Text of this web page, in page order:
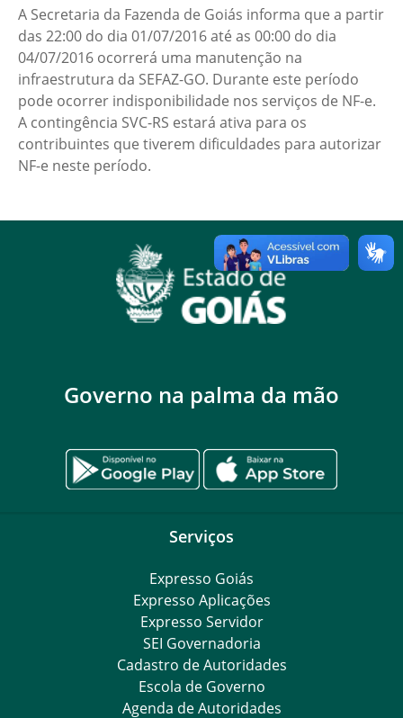
A Secretaria da Fazenda de Goiás informa que a partir
das 22:00 do dia 01/07/2016 até as 00:00 do dia
04/07/2016 ocorrerá uma manutenção na
infraestrutura da SEFAZ-GO. Durante este período
pode ocorrer indisponibilidade nos serviços de NF-e.
A contingência SVC-RS estará ativa para os
contribuintes que tiverem dificuldades para autorizar
NF-e neste período.
Governo na palma da mão
Serviços
Expresso Goiás
Expresso Aplicações
Expresso Servidor
SEI Governadoria
Cadastro de Autoridades
Escola de Governo
Agenda de Autoridades